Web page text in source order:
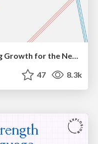
The Success of Rails: Ensuring Growth for the Next 100 Years
47 8.3k